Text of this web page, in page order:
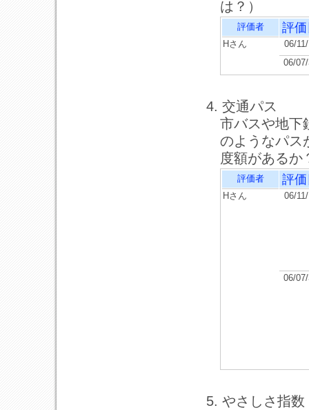
は？）
評価者 評
Hさん
06/
06/
4. 交通パス
市バスや地下
のようなパス
度額があるか
評価者 評
Hさん 06/
06/
5. やさしさ指数